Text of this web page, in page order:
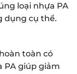
loại nhựa PA
dụng cụ thể.
toàn có
PA giúp giảm